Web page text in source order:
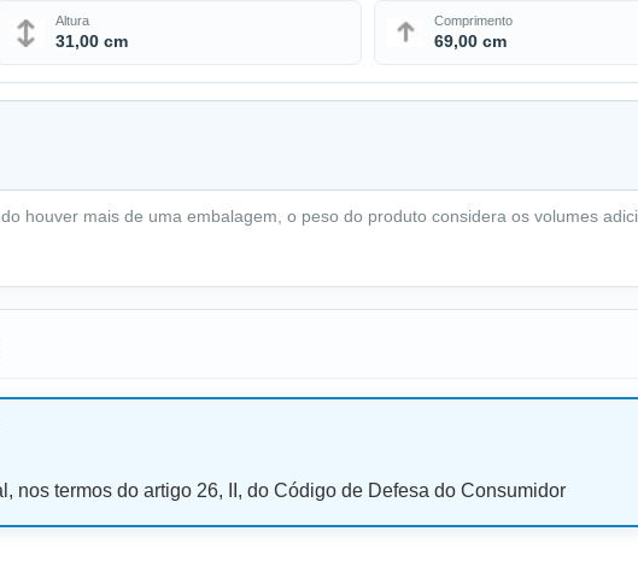
Altura
31,00 cm
Comprimento
69,00 cm
houver mais de uma embalagem, o peso do produto considera os volumes
nos termos do artigo 26, II, do Código de Defesa do Consumidor